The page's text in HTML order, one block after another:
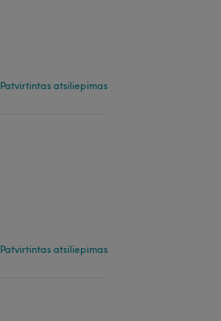
Patvirtintas atsiliepimas
Patvirtintas atsiliepimas